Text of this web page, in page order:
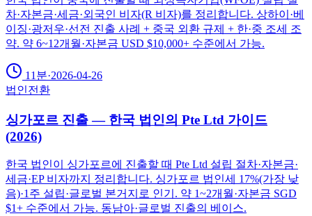
차·자본금·세금·외국인 비자(R 비자)를 정리합니다. 상하이·베
이징·광저우·선전 진출 사례 + 중국 외환 규제 + 한·중 조세 조
약. 약 6~12개월·자본금 USD $10,000+ 수준에서 가능.
11분·2026-04-26
법인전환
싱가포르 진출 — 한국 법인의 Pte Ltd 가이드
(2026)
한국 법인이 싱가포르에 진출할 때 Pte Ltd 설립 절차·자본금·
세금·EP 비자까지 정리합니다. 싱가포르 법인세 17%(가장 낮
음)·1주 설립·글로벌 본거지로 인기. 약 1~2개월·자본금 SGD
$1+ 수준에서 가능. 동남아·글로벌 진출의 베이스.